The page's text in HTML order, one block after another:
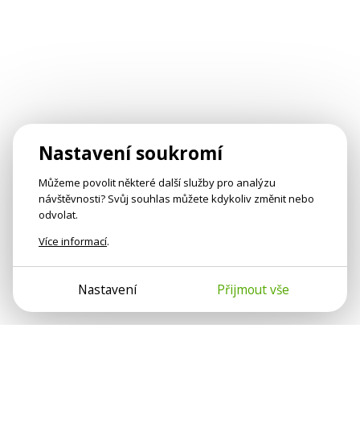
Nastavení soukromí
Můžeme povolit některé další služby pro analýzu
návštěvnosti? Svůj souhlas můžete kdykoliv změnit nebo
odvolat.
Více informací.
Nastavení Přijmout vše